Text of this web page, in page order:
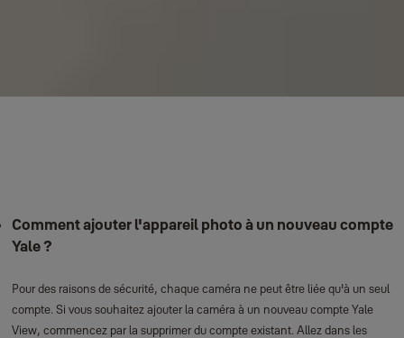
Comment ajouter l'appareil photo à un nouveau compte
Yale ?
Pour des raisons de sécurité, chaque caméra ne peut être liée qu'à un seul
compte. Si vous souhaitez ajouter la caméra à un nouveau compte Yale
View, commencez par la supprimer du compte existant. Allez dans les